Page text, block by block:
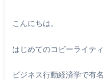
こんにちは。
はじめてのコピーライテ
ビジネス行動経済学で有